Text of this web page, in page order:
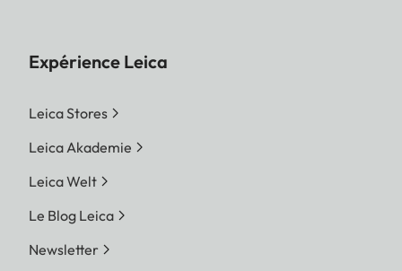
Expérience Leica
Leica Stores
Leica Akademie
Leica Welt
Le Blog Leica
Newsletter